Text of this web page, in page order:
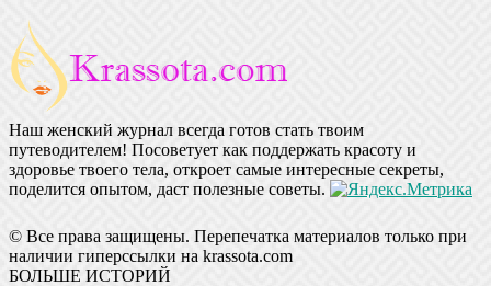
Наш женский журнал всегда готов стать твоим
путеводителем! Посоветует как поддержать красоту и
здоровье твоего тела, откроет самые интересные секреты,
поделится опытом, даст полезные советы.
© Все права защищены. Перепечатка материалов только при
наличии гиперссылки на krassota.com
БОЛЬШЕ ИСТОРИЙ